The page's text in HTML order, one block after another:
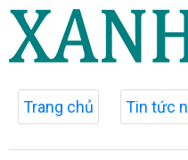
Trang chủ Tin tức